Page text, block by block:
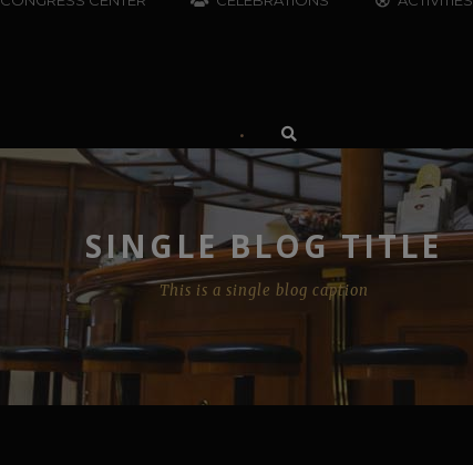
•
SINGLE BLOG TITLE
This is a single blog caption